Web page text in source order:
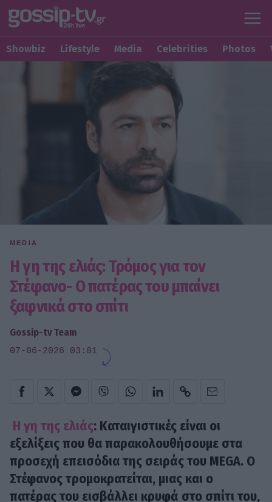
Showbiz Lifestyle Media Celebrities Photos
MEDIA
Η γη της ελιάς: Τρόμος για τον
Στέφανο- Ο πατέρας του μπαίνει
ξαφνικά στο σπίτι
Gossip-tv Team
07-06-2026 03:01
Η γη της ελιάς: Καταιγιστικές είναι οι
εξελίξεις που θα παρακολουθήσουμε στα
προσεχή επεισόδια της σειράς του MEGA. Ο
Στέφανος τρομοκρατείται, μιας και ο
πατέρας του εισβάλλει κρυφά στο σπίτι του,